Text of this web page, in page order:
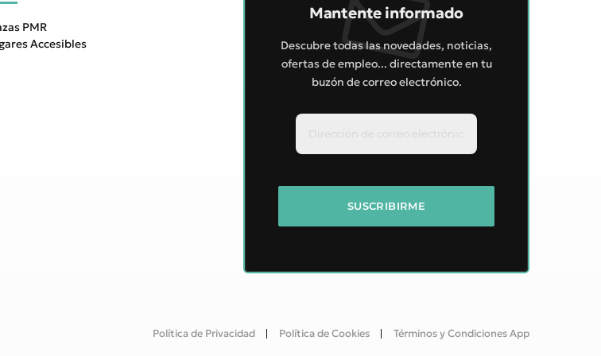
PMR
Accesibles
Mantente informado
Descubre todas las novedades, noticias,
ofertas de empleo... directamente en tu
buzón de correo electrónico.
Política de Privacidad Política de Cookies Términos y Condiciones App